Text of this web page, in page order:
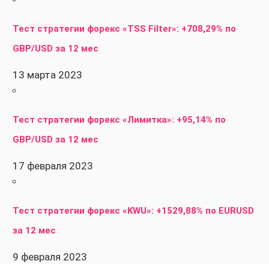
Тест стратегии форекс «TSS Filter»: +708,29% по
GBP/USD за 12 мес
13 марта 2023
Тест стратегии форекс «Лимитка»: +95,14% по
GBP/USD за 12 мес
17 февраля 2023
Тест стратегии форекс «KWU»: +1529,88% по EURUSD
за 12 мес
9 февраля 2023